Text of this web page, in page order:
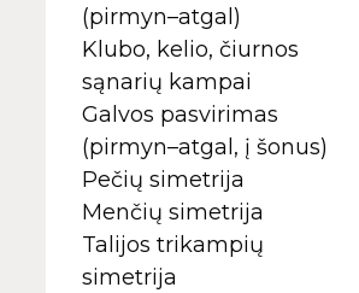
(pirmyn–atgal)
Klubo, kelio, čiurnos
sąnarių kampai
Galvos pasvirimas
(pirmyn–atgal, į šonus)
Pečių simetrija
Menčių simetrija
Talijos trikampių
simetrija